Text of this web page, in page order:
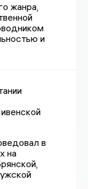
жанра,
и
в
на